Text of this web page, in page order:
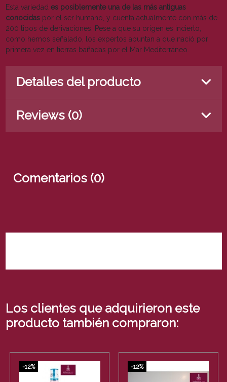
Esta variedad es posiblemente una de las más antiguas
conocidaspor el ser humano, y cuenta actualmente con más de
200 tipos de derivaciones. Pese a que su origen es incierto,
como hemos señalado, los expertos apuntan a que nació por
primera vez en tierras bañadas por el Mar Mediterráneo.
Detalles del producto
Reviews (0)
Comentarios (0)
Los clientes que adquirieron este
producto también compraron:
-12% -12%